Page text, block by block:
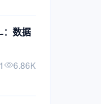
数据
1 6.86K